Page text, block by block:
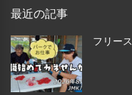
最近の記事
フリー